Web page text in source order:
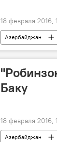
18 февраля 2016,
Азербайджан
Владимир Дорохин
Баку
18 февраля 2016,
Азербайджан